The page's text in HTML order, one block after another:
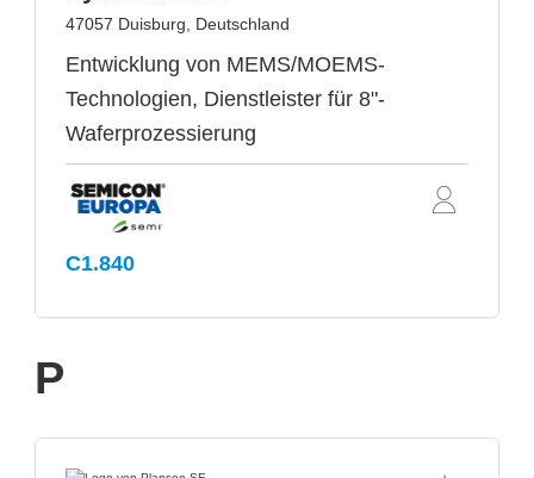
47057 Duisburg, Deutschland
Entwicklung von MEMS/MOEMS-
Technologien, Dienstleister für 8"-
Waferprozessierung
C1.840
P